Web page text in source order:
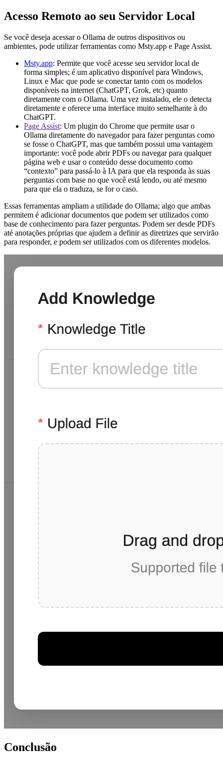
Acesso Remoto ao seu Servidor Local
Se você deseja acessar o Ollama de outros dispositivos ou
ambientes, pode utilizar ferramentas como Msty.app e Page Assist.
Msty.app: Permite que você acesse seu servidor local de
forma simples; é um aplicativo disponível para Windows,
Linux e Mac que pode se conectar tanto com os modelos
disponíveis na internet (ChatGPT, Grok, etc) quanto
diretamente com o Ollama. Uma vez instalado, ele o detecta
diretamente e oferece uma interface muito semelhante à do
ChatGPT.
Page Assist: Um plugin do Chrome que permite usar o
Ollama diretamente do navegador para fazer perguntas como
se fosse o ChatGPT, mas que também possui uma vantagem
importante: você pode abrir PDFs ou navegar para qualquer
página web e usar o conteúdo desse documento como
“contexto” para passá-lo à IA para que ela responda às suas
perguntas com base no que você está lendo, ou até mesmo
para que ela o traduza, se for o caso.
Essas ferramentas ampliam a utilidade do Ollama; algo que ambas
permitem é adicionar documentos que podem ser utilizados como
base de conhecimento para fazer perguntas. Podem ser desde PDFs
até anotações próprias que ajudem a definir as diretrizes que servirão
para responder, e podem ser utilizados com os diferentes modelos.
Conclusão